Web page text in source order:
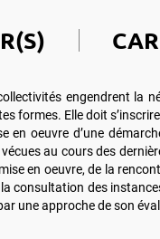
engendrent la
formes. Elle doit
oeuvre d’une
au cours des
en oeuvre, de la
consultation des
une approche de son